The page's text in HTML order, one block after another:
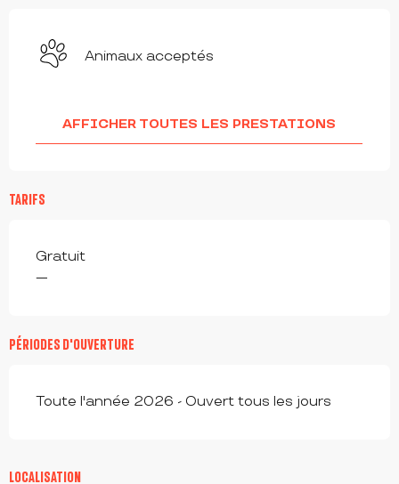
Animaux acceptés
AFFICHER TOUTES LES PRESTATIONS
TARIFS
Gratuit
—
PÉRIODES D'OUVERTURE
Toute l'année 2026 - Ouvert tous les jours
LOCALISATION